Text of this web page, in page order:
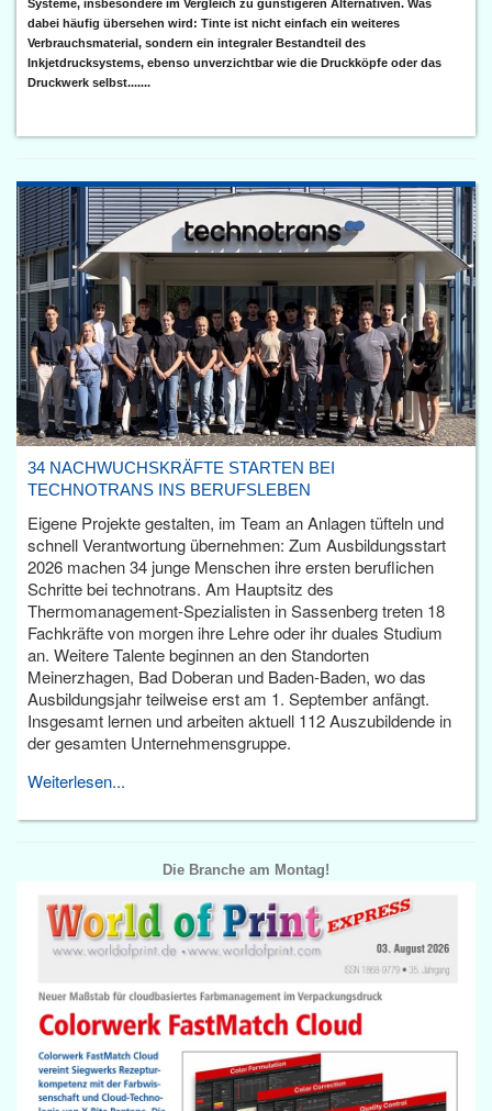
Systeme, insbesondere im Vergleich zu günstigeren Alternativen. Was
dabei häufig übersehen wird: Tinte ist nicht einfach ein weiteres
Verbrauchsmaterial, sondern ein integraler Bestandteil des
Inkjetdrucksystems, ebenso unverzichtbar wie die Druckköpfe oder das
Druckwerk selbst.......
34 NACHWUCHSKRÄFTE STARTEN BEI
TECHNOTRANS INS BERUFSLEBEN
Eigene Projekte gestalten, im Team an Anlagen tüfteln und
schnell Verantwortung übernehmen: Zum Ausbildungsstart
2026 machen 34 junge Menschen ihre ersten beruflichen
Schritte bei technotrans. Am Hauptsitz des
Thermomanagement-Spezialisten in Sassenberg treten 18
Fachkräfte von morgen ihre Lehre oder ihr duales Studium
an. Weitere Talente beginnen an den Standorten
Meinerzhagen, Bad Doberan und Baden-Baden, wo das
Ausbildungsjahr teilweise erst am 1. September anfängt.
Insgesamt lernen und arbeiten aktuell 112 Auszubildende in
der gesamten Unternehmensgruppe.
Weiterlesen...
Die Branche am Montag!